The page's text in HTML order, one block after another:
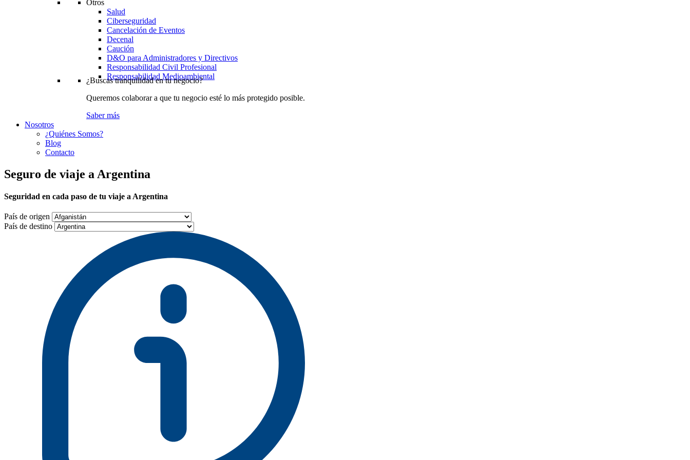
Otros
Salud
Ciberseguridad
Cancelación de Eventos
Decenal
Caución
D&O para Administradores y Directivos
Responsabilidad Civil Profesional
Responsabilidad Medioambiental
¿Buscas tranquilidad en tu negocio?
Queremos colaborar a que tu negocio esté lo más protegido posible.
Saber más
Nosotros
¿Quiénes Somos?
Blog
Contacto
Seguro de viaje a Argentina
Seguridad en cada paso de tu viaje a Argentina
País de origen
País de destino